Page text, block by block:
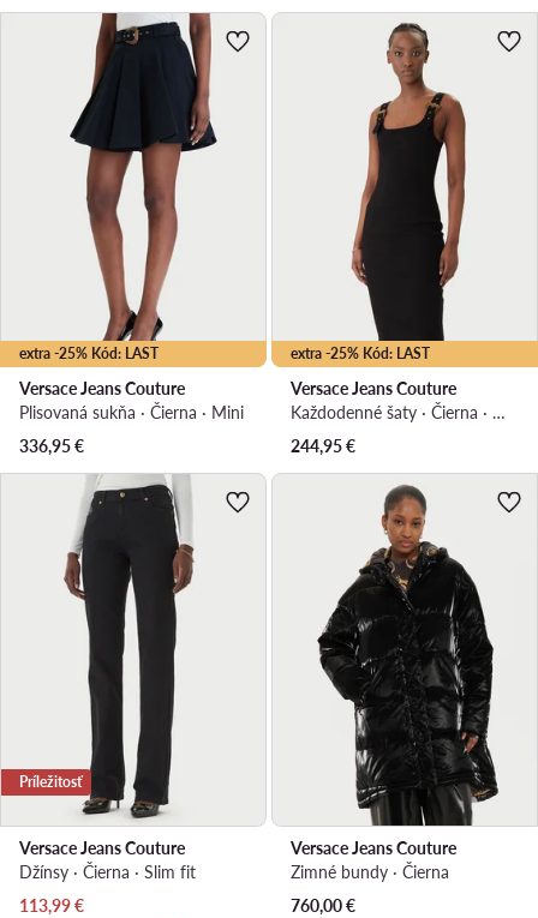
extra -25% Kód: LAST
Versace Jeans Couture
Plisovaná sukňa · Čierna · Mini
336,95€
extra -25% Kód: LAST
Versace Jeans Couture
Každodenné šaty · Čierna · Mini
244,95€
Príležitosť
Versace Jeans Couture
Džínsy · Čierna · Slim fit
Aktuálna cena
113,99€
Versace Jeans Couture
Zimné bundy · Čierna
760,00€